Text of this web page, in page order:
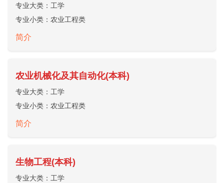
专业大类： 工学
专业小类： 农业工程类
简介
农业机械化及其自动化(本科)
专业大类： 工学
专业小类： 农业工程类
简介
生物工程(本科)
专业大类： 工学